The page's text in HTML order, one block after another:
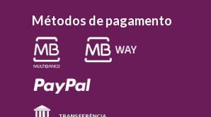
Métodos de pagamento